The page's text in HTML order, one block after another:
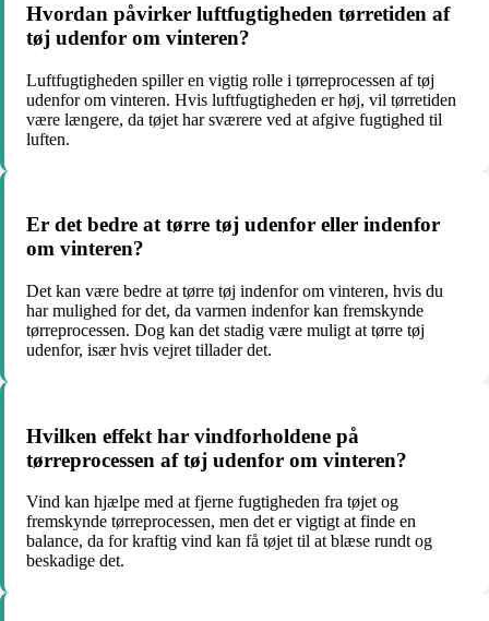
Hvordan påvirker luftfugtigheden tørretiden af
tøj udenfor om vinteren?
Luftfugtigheden spiller en vigtig rolle i tørreprocessen af tøj
udenfor om vinteren. Hvis luftfugtigheden er høj, vil tørretiden
være længere, da tøjet har sværere ved at afgive fugtighed til
luften.
Er det bedre at tørre tøj udenfor eller indenfor
om vinteren?
Det kan være bedre at tørre tøj indenfor om vinteren, hvis du
har mulighed for det, da varmen indenfor kan fremskynde
tørreprocessen. Dog kan det stadig være muligt at tørre tøj
udenfor, især hvis vejret tillader det.
Hvilken effekt har vindforholdene på
tørreprocessen af tøj udenfor om vinteren?
Vind kan hjælpe med at fjerne fugtigheden fra tøjet og
fremskynde tørreprocessen, men det er vigtigt at finde en
balance, da for kraftig vind kan få tøjet til at blæse rundt og
beskadige det.